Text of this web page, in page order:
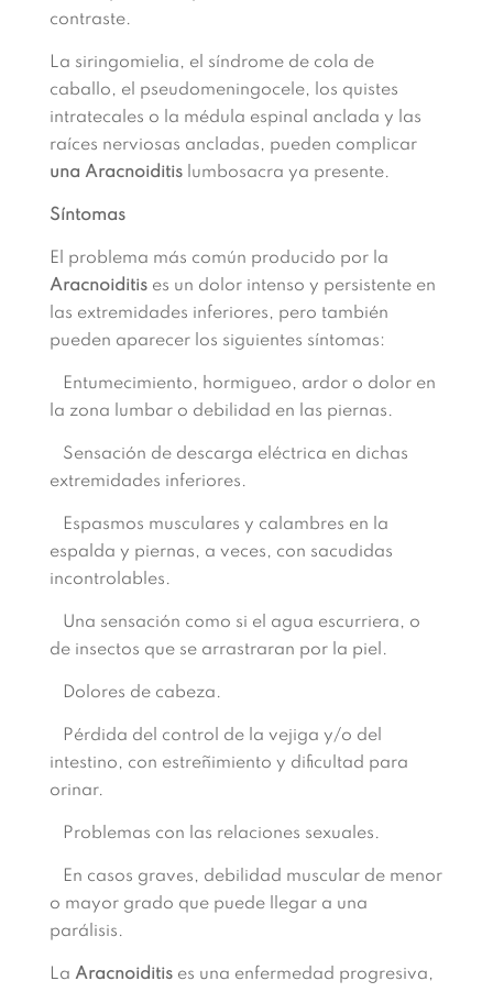
contraste.
La siringomielia, el síndrome de cola de
caballo, el pseudomeningocele, los quistes
intratecales o la médula espinal anclada y las
raíces nerviosas ancladas, pueden complicar
una Aracnoiditislumbosacra ya presente.
Síntomas
El problema más común producido por la
Aracnoiditises un dolor intenso y persistente en
las extremidades inferiores, pero también
pueden aparecer los siguientes síntomas:
Entumecimiento, hormigueo, ardor o dolor en
la zona lumbar o debilidad en las piernas.
Sensación de descarga eléctrica en dichas
extremidades inferiores.
Espasmos musculares y calambres en la
espalda y piernas, a veces, con sacudidas
incontrolables.
Una sensación como si el agua escurriera, o
de insectos que se arrastraran por la piel.
Dolores de cabeza.
Pérdida del control de la vejiga y/o del
intestino, con estreñimiento y dificultad para
orinar.
Problemas con las relaciones sexuales.
En casos graves, debilidad muscular de menor
o mayor grado que puede llegar a una
parálisis.
La Aracnoiditises una enfermedad progresiva,